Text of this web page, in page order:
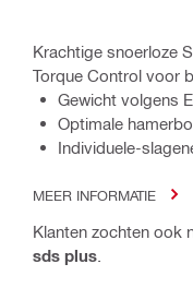
Krachtige snoerloze
Torque Control voor
Gewicht volgens
Optimale
Individuele-
MEER INFORMATIE
Klanten zochten ook
sds plus